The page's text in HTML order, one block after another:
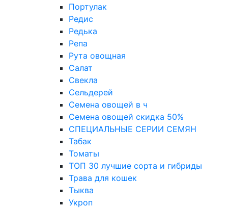
Портулак
Редис
Редька
Репа
Рута овощная
Салат
Свекла
Сельдерей
Семена овощей в ч
Семена овощей скидка 50%
СПЕЦИАЛЬНЫЕ СЕРИИ СЕМЯН
Табак
Томаты
ТОП 30 лучшие сорта и гибриды
Трава для кошек
Тыква
Укроп